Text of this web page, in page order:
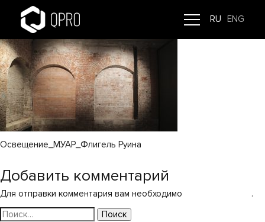
RU ENG
МУАР_Флигель Руина
Освещение_МУАР_Флигель Руина
Навигация
по
записям
Добавить комментарий
Для отправки комментария вам необходимо
.
Найти: